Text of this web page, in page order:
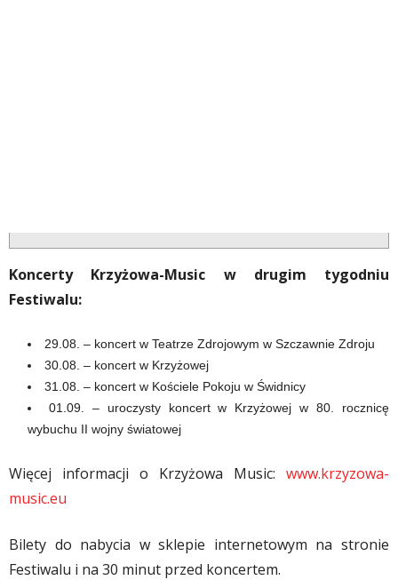
Koncerty Krzyżowa-Music w drugim tygodniu
Festiwalu:
29.08. – koncert w Teatrze Zdrojowym w Szczawnie Zdroju
30.08. – koncert w Krzyżowej
31.08. – koncert w Kościele Pokoju w Świdnicy
01.09. – uroczysty koncert w Krzyżowej w 80. rocznicę
wybuchu II wojny światowej
Więcej informacji o Krzyżowa Music: www.krzyzowa-
music.eu
Bilety do nabycia w sklepie internetowym na stronie
Festiwalu i na 30 minut przed koncertem.